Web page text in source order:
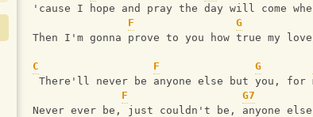
'cause I hope and pray the day will come
F
G
Then I'm gonna prove to you how true my
C F G
There'll never be anyone else but you, for
F
G7
Never ever be, just couldn't be, anyone